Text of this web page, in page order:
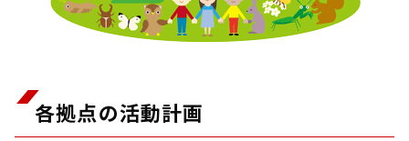
各拠点の活動計画